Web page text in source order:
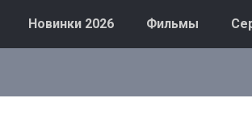
Новинки 2026 Фильмы